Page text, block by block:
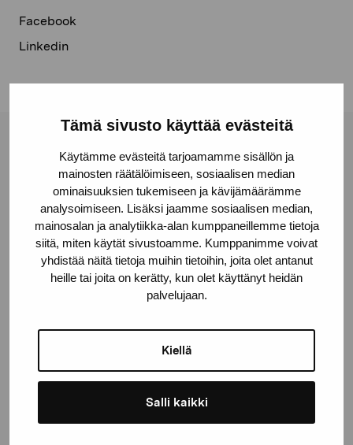
Tämä sivusto käyttää evästeitä
Käytämme evästeitä tarjoamamme sisällön ja
mainosten räätälöimiseen, sosiaalisen median
ominaisuuksien tukemiseen ja kävijämäärämme
analysoimiseen. Lisäksi jaamme sosiaalisen median,
mainosalan ja analytiikka-alan kumppaneillemme tietoja
siitä, miten käytät sivustoamme. Kumppanimme voivat
yhdistää näitä tietoja muihin tietoihin, joita olet antanut
heille tai joita on kerätty, kun olet käyttänyt heidän
palvelujaan.
Kiellä
Salli kaikki
Facebook
Linkedin
Stiftelsen Pro Artibus
Gustav Wasas gata 11
10600 Ekenäs
proartibus@proartibus.fi
+358 (0)50 371 6339